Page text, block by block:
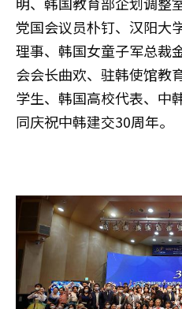
党国会议员朴钉、汉阳大
理事、韩国女童子军总裁
会会长曲欢、驻韩使馆教
学生、韩国高校代表、中
同庆祝中韩建交30周年。